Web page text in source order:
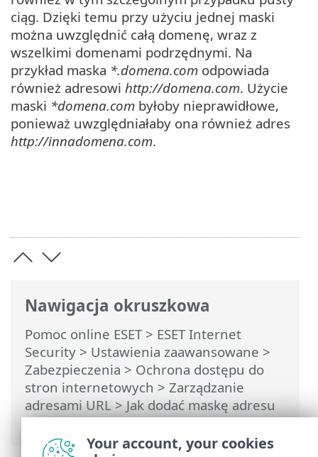
Nawigacja okruszkowa
Pomoc online ESET> ESET Internet
Security > Ustawienia zaawansowane >
Zabezpieczenia > Ochrona dostępu do
stron internetowych > Zarządzanie
adresami URL> Jak dodać maskę adresu
URL
ciąg. Dzięki temu przy użyciu jednej maski
można uwzględnić całą domenę, wraz z
wszelkimi domenami podrzędnymi. Na
przykład maska *.domena.com odpowiada
również adresowi http://domena.com. Użycie
maski *domena.com byłoby nieprawidłowe,
ponieważ uwzględniałaby ona również adres
http://innadomena.com.
Your account, your cookies